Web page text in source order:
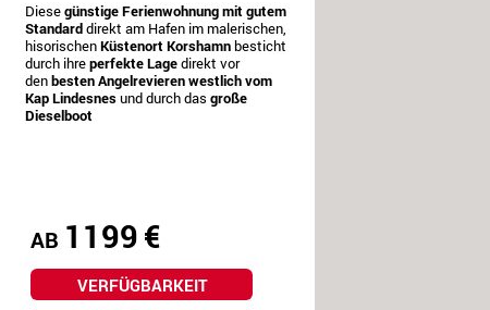
Diesegünstige Ferienwohnung mit gutem
Standarddirekt am Hafen im malerischen,
hisorischenKüstenort Korshamnbesticht
durch ihreperfekte Lagedirekt vor
denbesten Angelrevieren westlich vom
Kap Lindesnesund durch das große
Dieselboot
AB 1199€
VERFÜGBARKEIT